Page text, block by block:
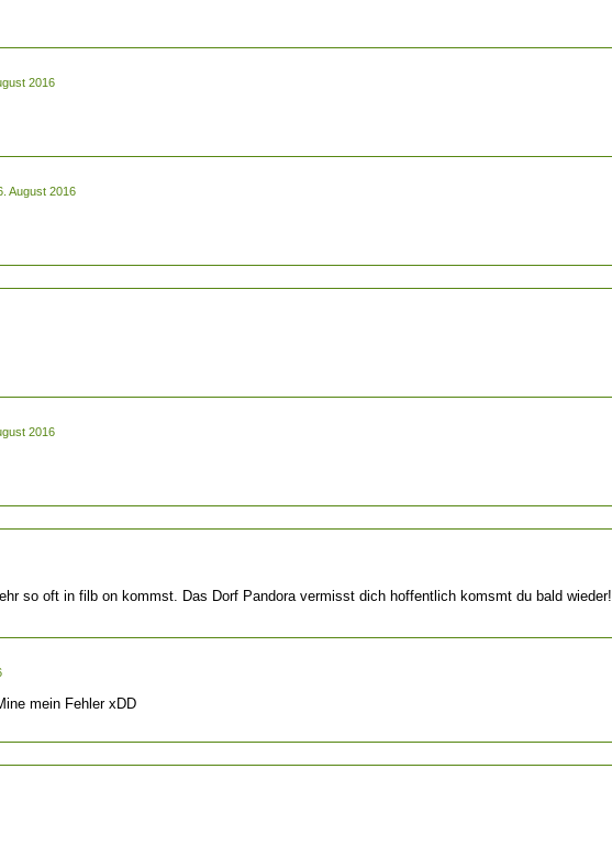
2016
August 2016
2016
so oft in filb on kommst. Das Dorf Pandora vermisst dich hoffentlich komsmt du bald wieder!
mein Fehler xDD